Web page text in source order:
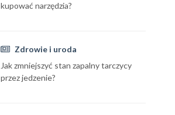
kupować narzędzia?
Zdrowie i uroda
Jak zmniejszyć stan zapalny tarczycy
przez jedzenie?